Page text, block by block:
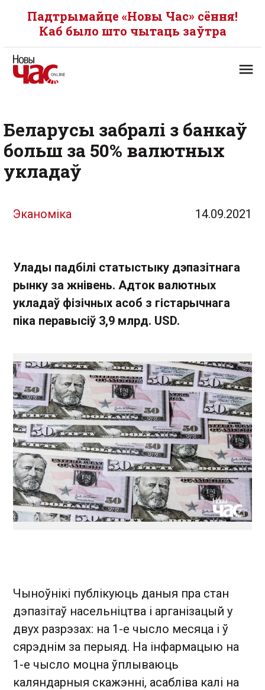
Падтрымайце «Новы Час» сёння!
Каб было што чытаць заўтра
Беларусы забралі з банкаў
больш за 50% валютных
укладаў
Эканоміка 14.09.2021
Улады падбілі статыстыку дэпазітнага
рынку за жнівень. Адток валютных
укладаў фізічных асоб з гістарычнага
піка перавысіў 3,9 млрд. USD.
Чыноўнікі публікуюць даныя пра стан
дэпазітаў насельніцтва і арганізацый у
двух разрэзах: на 1-е чысло месяца і ў
сярэднім за перыяд. На інфармацыю на
1-е чысло моцна ўплываюць
каляндарныя скажэнні, асабліва калі на